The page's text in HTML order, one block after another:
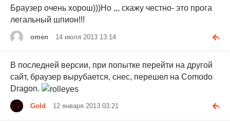
Браузер очень хорош)))Но ,,, скажу честно- это прога
легальный шпион!!!
omen 14 июля 2013 13:14
В последней версии, при попытке перейти на другой
сайт, браузер вырубается, снес, перешел на Comodo
Dragon.
Gold 12 января 2013 03:21